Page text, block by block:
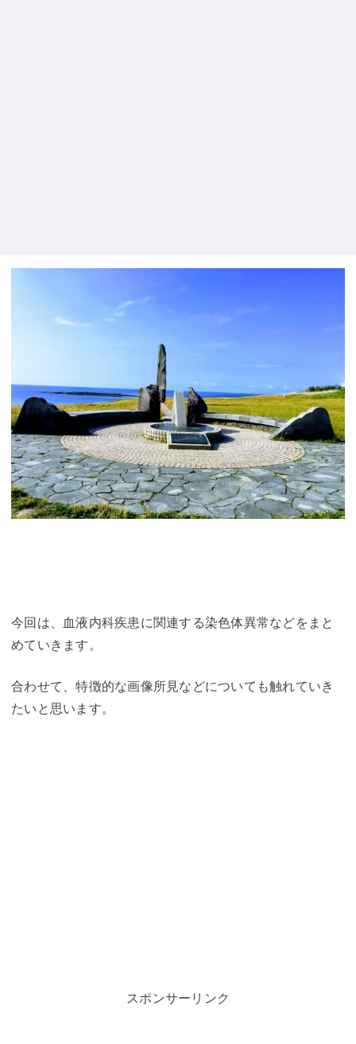
今回は、血液内科疾患に関連する染色体異常などをまと
めていきます。
合わせて、特徴的な画像所見などについても触れていき
たいと思います。
スポンサーリンク